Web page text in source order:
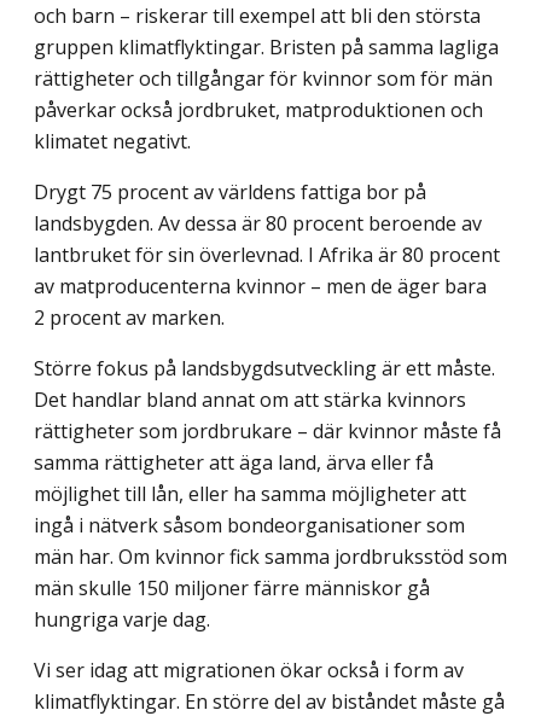
och barn – riskerar till exempel att bli den största
gruppen klimatflyktingar. Bristen på samma lagliga
rättigheter och tillgångar för kvinnor som för män
påverkar också jordbruket, matproduktionen och
klimatet negativt.
Drygt 75 procent av världens fattiga bor på
landsbygden. Av dessa är 80 procent beroende av
lantbruket för sin överlevnad. I Afrika är 80 procent
av matproducenterna kvinnor – men de äger bara
2 procent av marken.
Större fokus på landsbygdsutveckling är ett måste.
Det handlar bland annat om att stärka kvinnors
rättigheter som jordbrukare – där kvinnor måste få
samma rättigheter att äga land, ärva eller få
möjlighet till lån, eller ha samma möjligheter att
ingå i nätverk såsom bondeorganisationer som
män har. Om kvinnor fick samma jordbruksstöd som
män skulle 150 miljoner färre människor gå
hungriga varje dag.
Vi ser idag att migrationen ökar också i form av
klimatflyktingar. En större del av biståndet måste gå